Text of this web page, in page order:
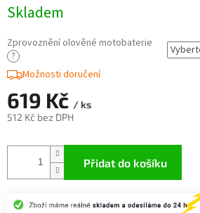
619 Kč / ks
512 Kč bez DPH
cena:
Skladem
Zprovoznění olověné motobaterie
?
Možnosti doručení
Přidat do košíku